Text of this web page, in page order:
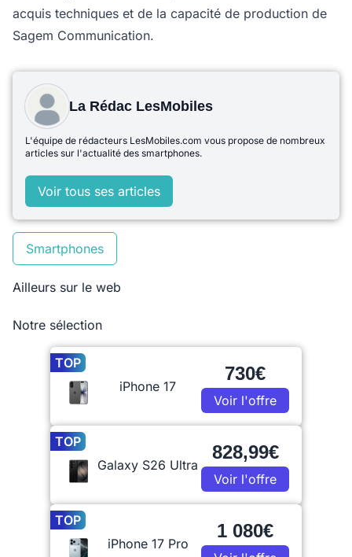
acquis techniques et de la capacité de production de
Sagem Communication.
La Rédac LesMobiles
L'équipe de rédacteurs LesMobiles.com vous propose de nombreux
articles sur l'actualité des smartphones.
Voir tous ses articles
Smartphones
Ailleurs sur le web
Notre sélection
TOP
iPhone 17
730€
Voir l'offre
TOP
Galaxy S26 Ultra
828,99€
Voir l'offre
TOP
iPhone 17 Pro
1 080€